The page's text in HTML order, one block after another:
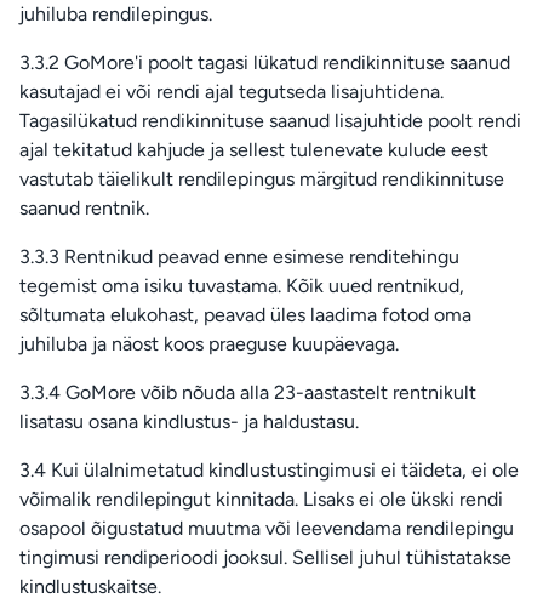
juhiluba rendilepingus.
3.3.2 GoMore'i poolt tagasi lükatud rendikinnituse saanud
kasutajad ei või rendi ajal tegutseda lisajuhtidena.
Tagasilükatud rendikinnituse saanud lisajuhtide poolt rendi
ajal tekitatud kahjude ja sellest tulenevate kulude eest
vastutab täielikult rendilepingus märgitud rendikinnituse
saanud rentnik.
3.3.3 Rentnikud peavad enne esimese renditehingu
tegemist oma isiku tuvastama. Kõik uued rentnikud,
sõltumata elukohast, peavad üles laadima fotod oma
juhiluba ja näost koos praeguse kuupäevaga.
3.3.4 GoMore võib nõuda alla 23-aastastelt rentnikult
lisatasu osana kindlustus- ja haldustasu.
3.4 Kui ülalnimetatud kindlustustingimusi ei täideta, ei ole
võimalik rendilepingut kinnitada. Lisaks ei ole ükski rendi
osapool õigustatud muutma või leevendama rendilepingu
tingimusi rendiperioodi jooksul. Sellisel juhul tühistatakse
kindlustuskaitse.